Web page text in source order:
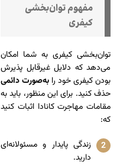
مفهوم توان‌بخشی
کیفری
توان‌بخشی کیفری به شما امکان
می‌دهد که دلایل غیرقابل پذیرش
بودن کیفری خود را به‌صورت دائمی
حذف کنید. برای این منظور، باید به
مقامات مهاجرت کانادا اثبات کنید
که:
زندگی پایدار و مسئولانه‌ای
دارید.